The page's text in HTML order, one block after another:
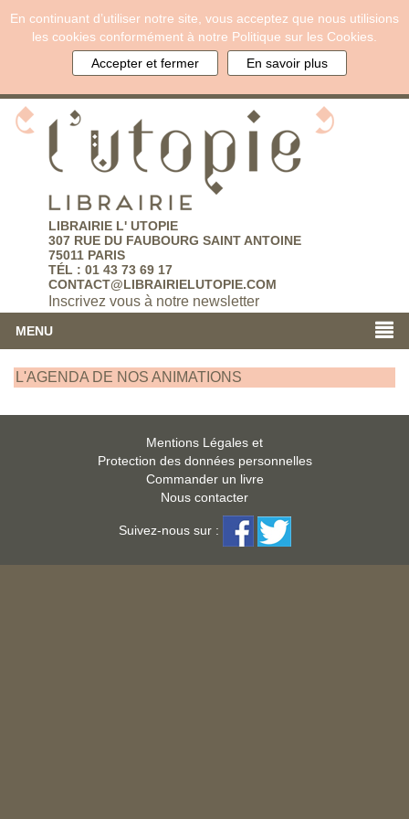
En continuant d’utiliser notre site, vous acceptez que nous utilisions
les cookies conformément à notre Politique sur les Cookies.
Accepter et fermer
En savoir plus
LIBRAIRIE L' UTOPIE
307 RUE DU FAUBOURG SAINT ANTOINE
75011 PARIS
TÉL : 01 43 73 69 17
CONTACT@LIBRAIRIELUTOPIE.COM
Inscrivez vous à notre newsletter
MENU
L'AGENDA DE NOS ANIMATIONS
Mentions Légales et
Protection des données personnelles
Commander un livre
Nous contacter
Suivez-nous sur :